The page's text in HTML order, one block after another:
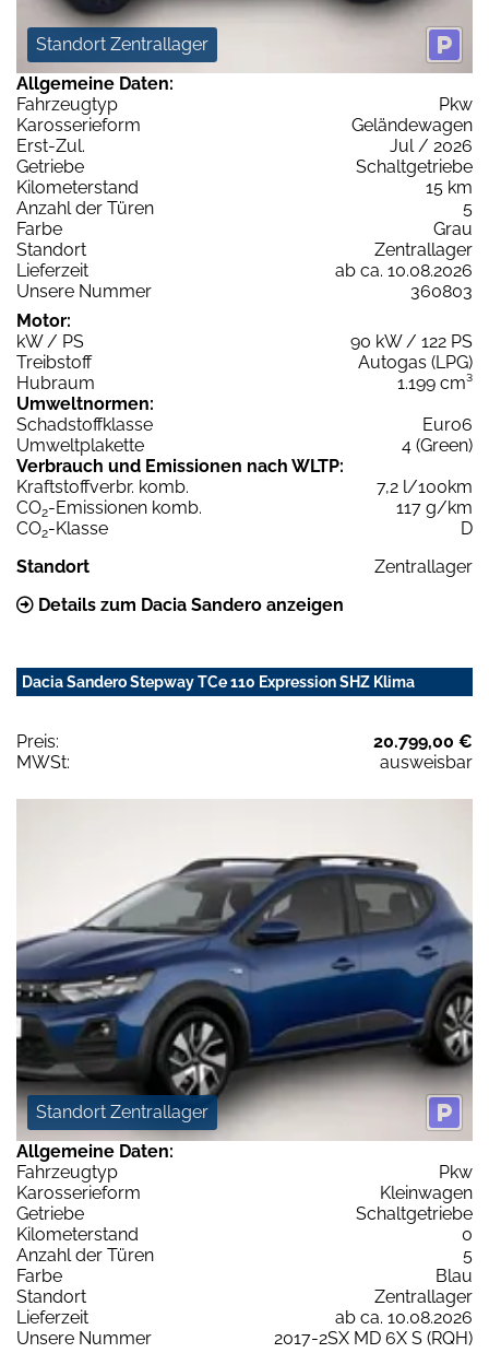
Standort Zentrallager
Allgemeine Daten:
Fahrzeugtyp
Pkw
Karosserieform
Geländewagen
Erst-Zul.
Jul / 2026
Getriebe
Schaltgetriebe
Kilometerstand
15 km
Anzahl der Türen
5
Farbe
Grau
Standort
Zentrallager
Lieferzeit
ab ca. 10.08.2026
Unsere Nummer
360803
Motor:
kW / PS
90 kW / 122 PS
Treibstoff
Autogas (LPG)
Hubraum
1.199 cm³
Umweltnormen:
Schadstoffklasse
Euro6
Umweltplakette
4 (Green)
Verbrauch und Emissionen nach WLTP:
Kraftstoffverbr. komb.
7,2 l/100km
CO2-Emissionen komb.
117 g/km
CO2-Klasse
D
Standort
Zentrallager
Details zum Dacia Sandero anzeigen
Dacia Sandero Stepway TCe 110 Expression SHZ Klima
Preis:
20.799,00 €
MWSt:
ausweisbar
Standort Zentrallager
Allgemeine Daten:
Fahrzeugtyp
Pkw
Karosserieform
Kleinwagen
Getriebe
Schaltgetriebe
Kilometerstand
0
Anzahl der Türen
5
Farbe
Blau
Standort
Zentrallager
Lieferzeit
ab ca. 10.08.2026
Unsere Nummer
2017-2SX MD 6X S (RQH)